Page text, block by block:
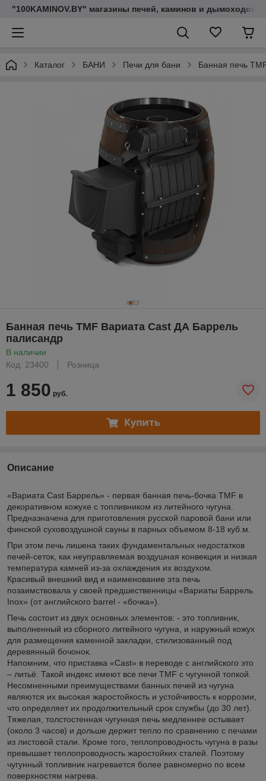
"100KAMINOV.BY" магазины печей, каминов и дымоходов
Каталог БАНИ Печи для бани Банная печь
Банная печь TMF Вариата Cast ДА Баррель
палисандр
В наличии
Код: 23400
Розница
1 850 руб.
Купить
Описание
«Вариата Cast Баррель» - первая банная печь-бочка TMF в
декоративном кожухе с топливником из литейного чугуна.
Предназначена для приготовления русской паровой бани или
финской суховоздушной сауны в парных объемом 8-18 куб.м.
При этом печь лишена таких фундаментальных недостатков
печей-сеток, как неуправляемая воздушная конвекция и низкая
температура камней из-за охлаждения их воздухом.
Красивый внешний вид и наименование эта печь
позаимствовала у своей предшественницы «Вариаты Баррель
Inox» (от английского barrel - «бочка»).
Печь состоит из двух основных элементов: - это топливник,
выполненный из сборного литейного чугуна, и наружный кожух
для размещения каменной закладки, стилизованный под
деревянный бочонок.
Напомним, что приставка «Cast» в переводе с английского это
– литьё. Такой индекс имеют все печи TMF с чугунной топкой.
Несомненными преимуществами банных печей из чугуна
являются их высокая жаростойкость и устойчивость к коррозии,
что определяет их продолжительный срок службы (до 30 лет).
Тяжелая, толстостенная чугунная печь медленнее остывает
(около 3 часов) и дольше держит тепло по сравнению с печами
из листовой стали. Кроме того, теплопроводность чугуна в разы
превышает теплопроводность жаростойких сталей. Поэтому
чугунный топливник нагревается более равномерно по всем
поверхностям нагрева.